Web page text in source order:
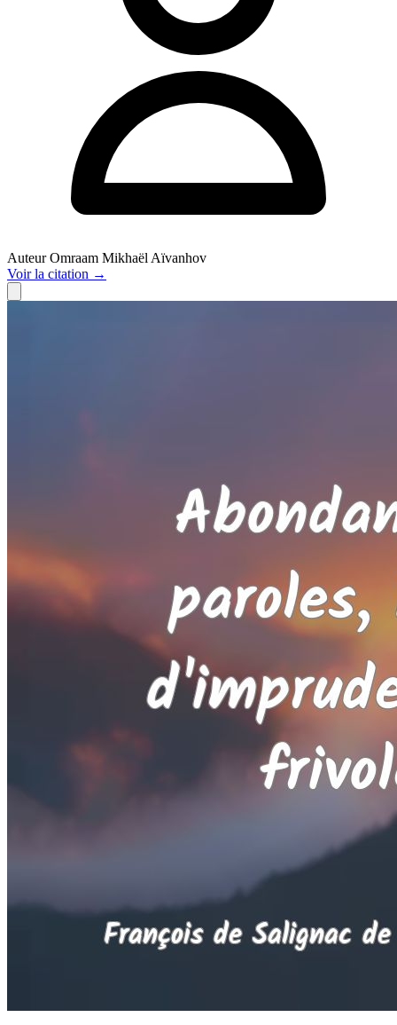
Auteur Omraam Mikhaël Aïvanhov
Voirla citation →